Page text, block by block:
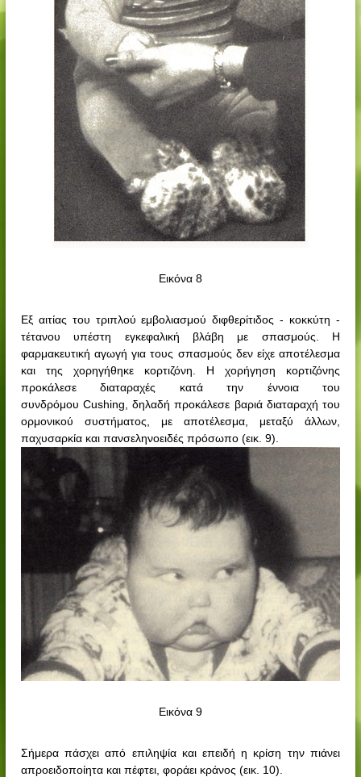
Εικόνα 8
Εξ αιτίας του τριπλού εμβολιασμού διφθερίτιδος - κοκκύτη -
τέτανου υπέστη εγκεφαλική βλάβη με σπασμούς. Η
φαρμακευτική αγωγή για τους σπασμούς δεν είχε αποτέλεσμα
και της χορηγήθηκε κορτιζόνη. Η χορήγηση κορτιζόνης
προκάλεσε διαταραχές κατά την έννοια του
συνδρόμουCushing , δηλαδή προκάλεσε βαριά διαταραχή του
ορμονικού συστήματος, με αποτέλεσμα, μεταξύ άλλων,
παχυσαρκία και πανσεληνοειδές πρόσωπο (εικ. 9).
Εικόνα 9
Σήμερα πάσχει από επιληψία και επειδή η κρίση την πιάνει
απροειδοποίητα και πέφτει, φοράει κράνος (εικ. 10).